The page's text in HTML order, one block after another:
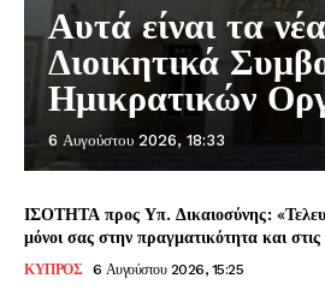
Αυτά είναι τα νέα
Διοικητικά
Ημικρατικών
6 Αυγούστου 2026, 18:33
ΙΣΟΤΗΤΑ προς Υπ. Δικαιοσύνης:
μόνοι σας στην πραγματικότητα και στις
ΚΥΠΡΟΣ 6 Αυγούστου 2026, 15:25